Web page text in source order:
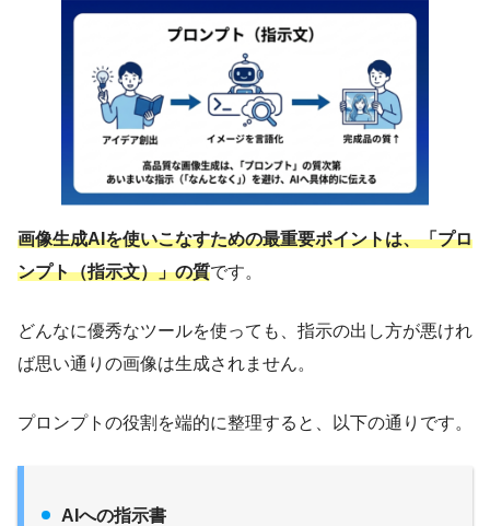
画像生成AIを使いこなすための最重要ポイントは、「プロ
ンプト（指示文）」の質です。
どんなに優秀なツールを使っても、指示の出し方が悪けれ
ば思い通りの画像は生成されません。
プロンプトの役割を端的に整理すると、以下の通りです。
AIへの指示書